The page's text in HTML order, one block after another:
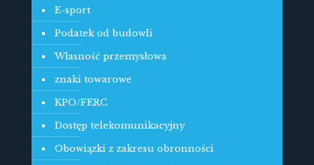
E-sport
Podatek od budowli
Własność przemysłowa
znaki towarowe
KPO/FERC
Dostęp telekomunikacyjny
Obowiązki z zakresu obronności